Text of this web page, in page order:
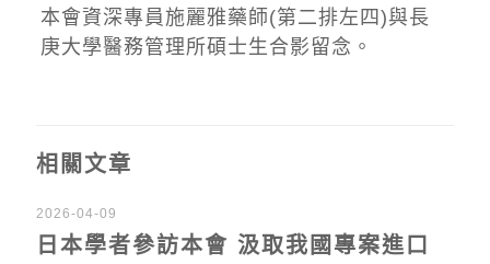
本會資深專員施麗雅藥師(第二排左四)與長
庚大學醫務管理所碩士生合影留念。
相關文章
2026-04-09
日本學者參訪本會 汲取我國專案進口